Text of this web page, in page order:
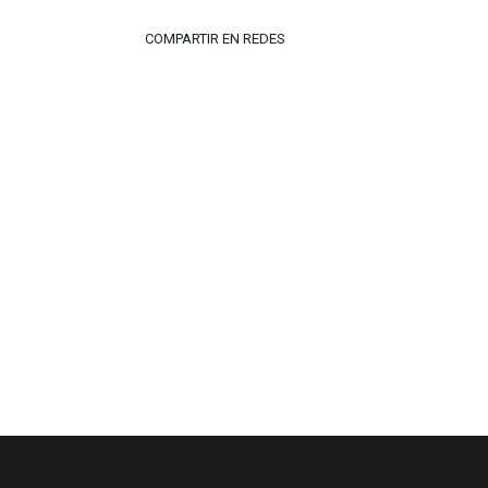
COMPARTIR EN REDES